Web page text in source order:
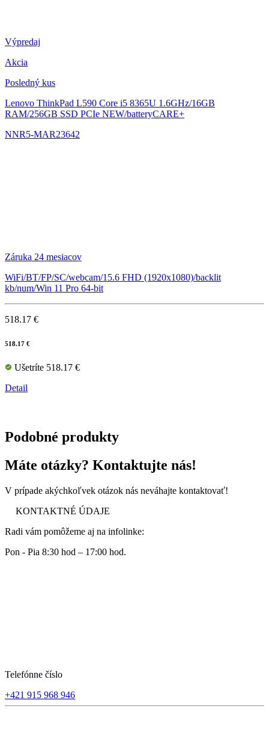
Výpredaj
Akcia
Posledný kus
Lenovo ThinkPad L590 Core i5 8365U 1.6GHz/16GB
RAM/256GB SSD PCIe NEW/batteryCARE+
NNR5-MAR23642
Záruka 24 mesiacov
WiFi/BT/FP/SC/webcam/15.6 FHD (1920x1080)/backlit
kb/num/Win 11 Pro 64-bit
518.17 €
518.17 €
Ušetríte 518.17 €
Detail
Podobné produkty
Máte otázky? Kontaktujte nás!
V prípade akýchkoľvek otázok nás neváhajte kontaktovať!
KONTAKTNÉ ÚDAJE
Radi vám pomôžeme aj na infolinke:
Pon - Pia 8:30 hod – 17:00 hod.
Telefónne číslo
+421 915 968 946